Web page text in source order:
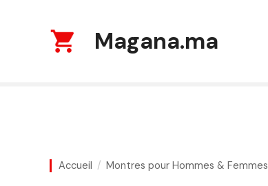
Magana.ma
Accueil Montres pour Hommes & Femmes